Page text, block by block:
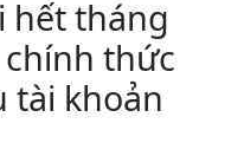
hết tháng
chính thức
tài khoản